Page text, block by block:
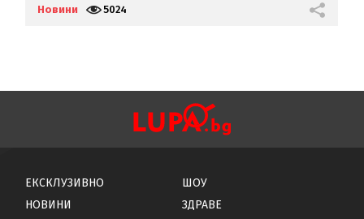
Новини 5024
ЕКСКЛУЗИВНО
НОВИНИ
ШОУ
ЗДРАВЕ